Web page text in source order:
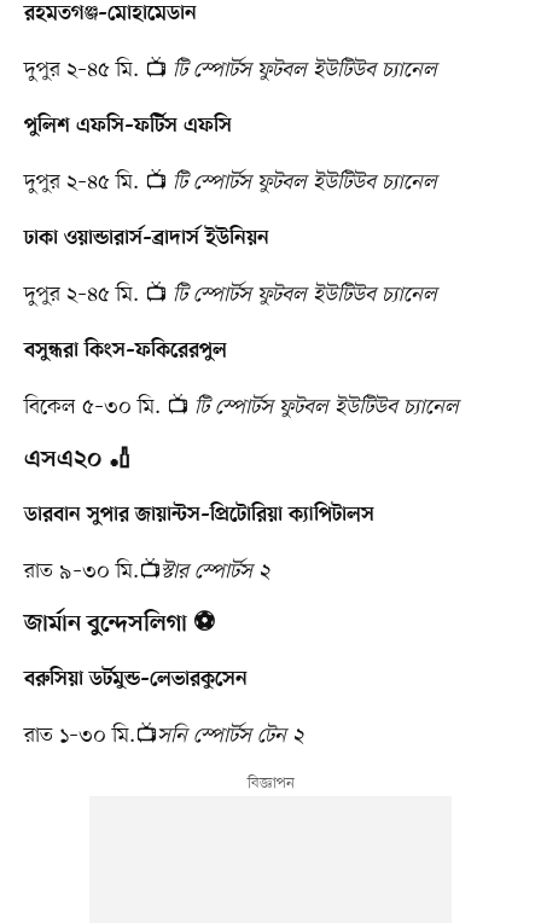
রহমতগঞ্জ–মোহামেডান
দুপুর ২–৪৫ মি. 📺 টি স্পোর্টস ফুটবল ইউটিউব চ্যানেল
পুলিশ এফসি–ফর্টিস এফসি
দুপুর ২–৪৫ মি. 📺 টি স্পোর্টস ফুটবল ইউটিউব চ্যানেল
ঢাকা ওয়ান্ডারার্স–ব্রাদার্স ইউনিয়ন
দুপুর ২–৪৫ মি. 📺 টি স্পোর্টস ফুটবল ইউটিউব চ্যানেল
বসুন্ধরা কিংস–ফকিরেরপুল
বিকেল ৫–৩০ মি. 📺 টি স্পোর্টস ফুটবল ইউটিউব চ্যানেল
এসএ২০ 🏏
ডারবান সুপার জায়ান্টস–প্রিটোরিয়া ক্যাপিটালস
রাত ৯–৩০ মি.📺স্টার স্পোর্টস ২
জার্মান বুন্দেসলিগা ⚽
বরুসিয়া ডর্টমুন্ড–লেভারকুসেন
রাত ১–৩০ মি.📺সনি স্পোর্টস টেন ২